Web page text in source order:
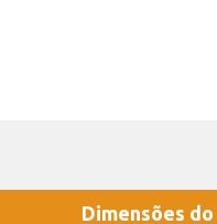
Dimensões